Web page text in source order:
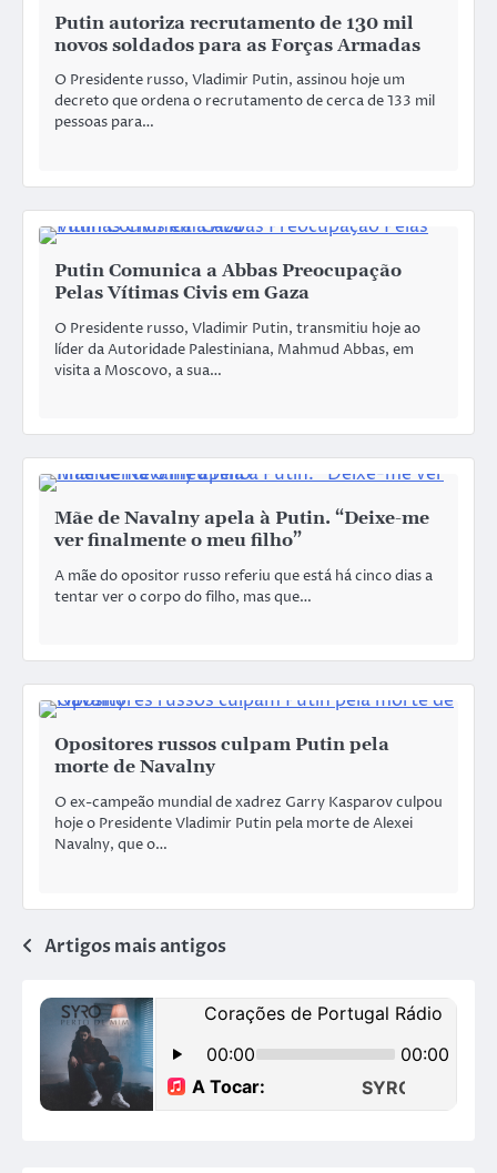
Putin autoriza recrutamento de 130 mil
novos soldados para as Forças Armadas
O Presidente russo, Vladimir Putin, assinou hoje um
decreto que ordena o recrutamento de cerca de 133 mil
pessoas para…
Putin Comunica a Abbas Preocupação
Pelas Vítimas Civis em Gaza
O Presidente russo, Vladimir Putin, transmitiu hoje ao
líder da Autoridade Palestiniana, Mahmud Abbas, em
visita a Moscovo, a sua…
Mãe de Navalny apela à Putin. “Deixe-me
ver finalmente o meu filho”
A mãe do opositor russo referiu que está há cinco dias a
tentar ver o corpo do filho, mas que…
Opositores russos culpam Putin pela
morte de Navalny
O ex-campeão mundial de xadrez Garry Kasparov culpou
hoje o Presidente Vladimir Putin pela morte de Alexei
Navalny, que o…
Artigos mais antigos